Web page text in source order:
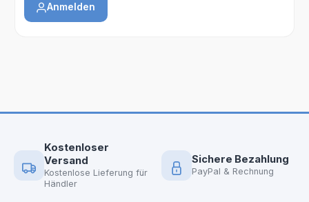
Anmelden
Kostenloser
Versand
Kostenlose Lieferung für
Händler
Sichere Bezahlung
PayPal & Rechnung